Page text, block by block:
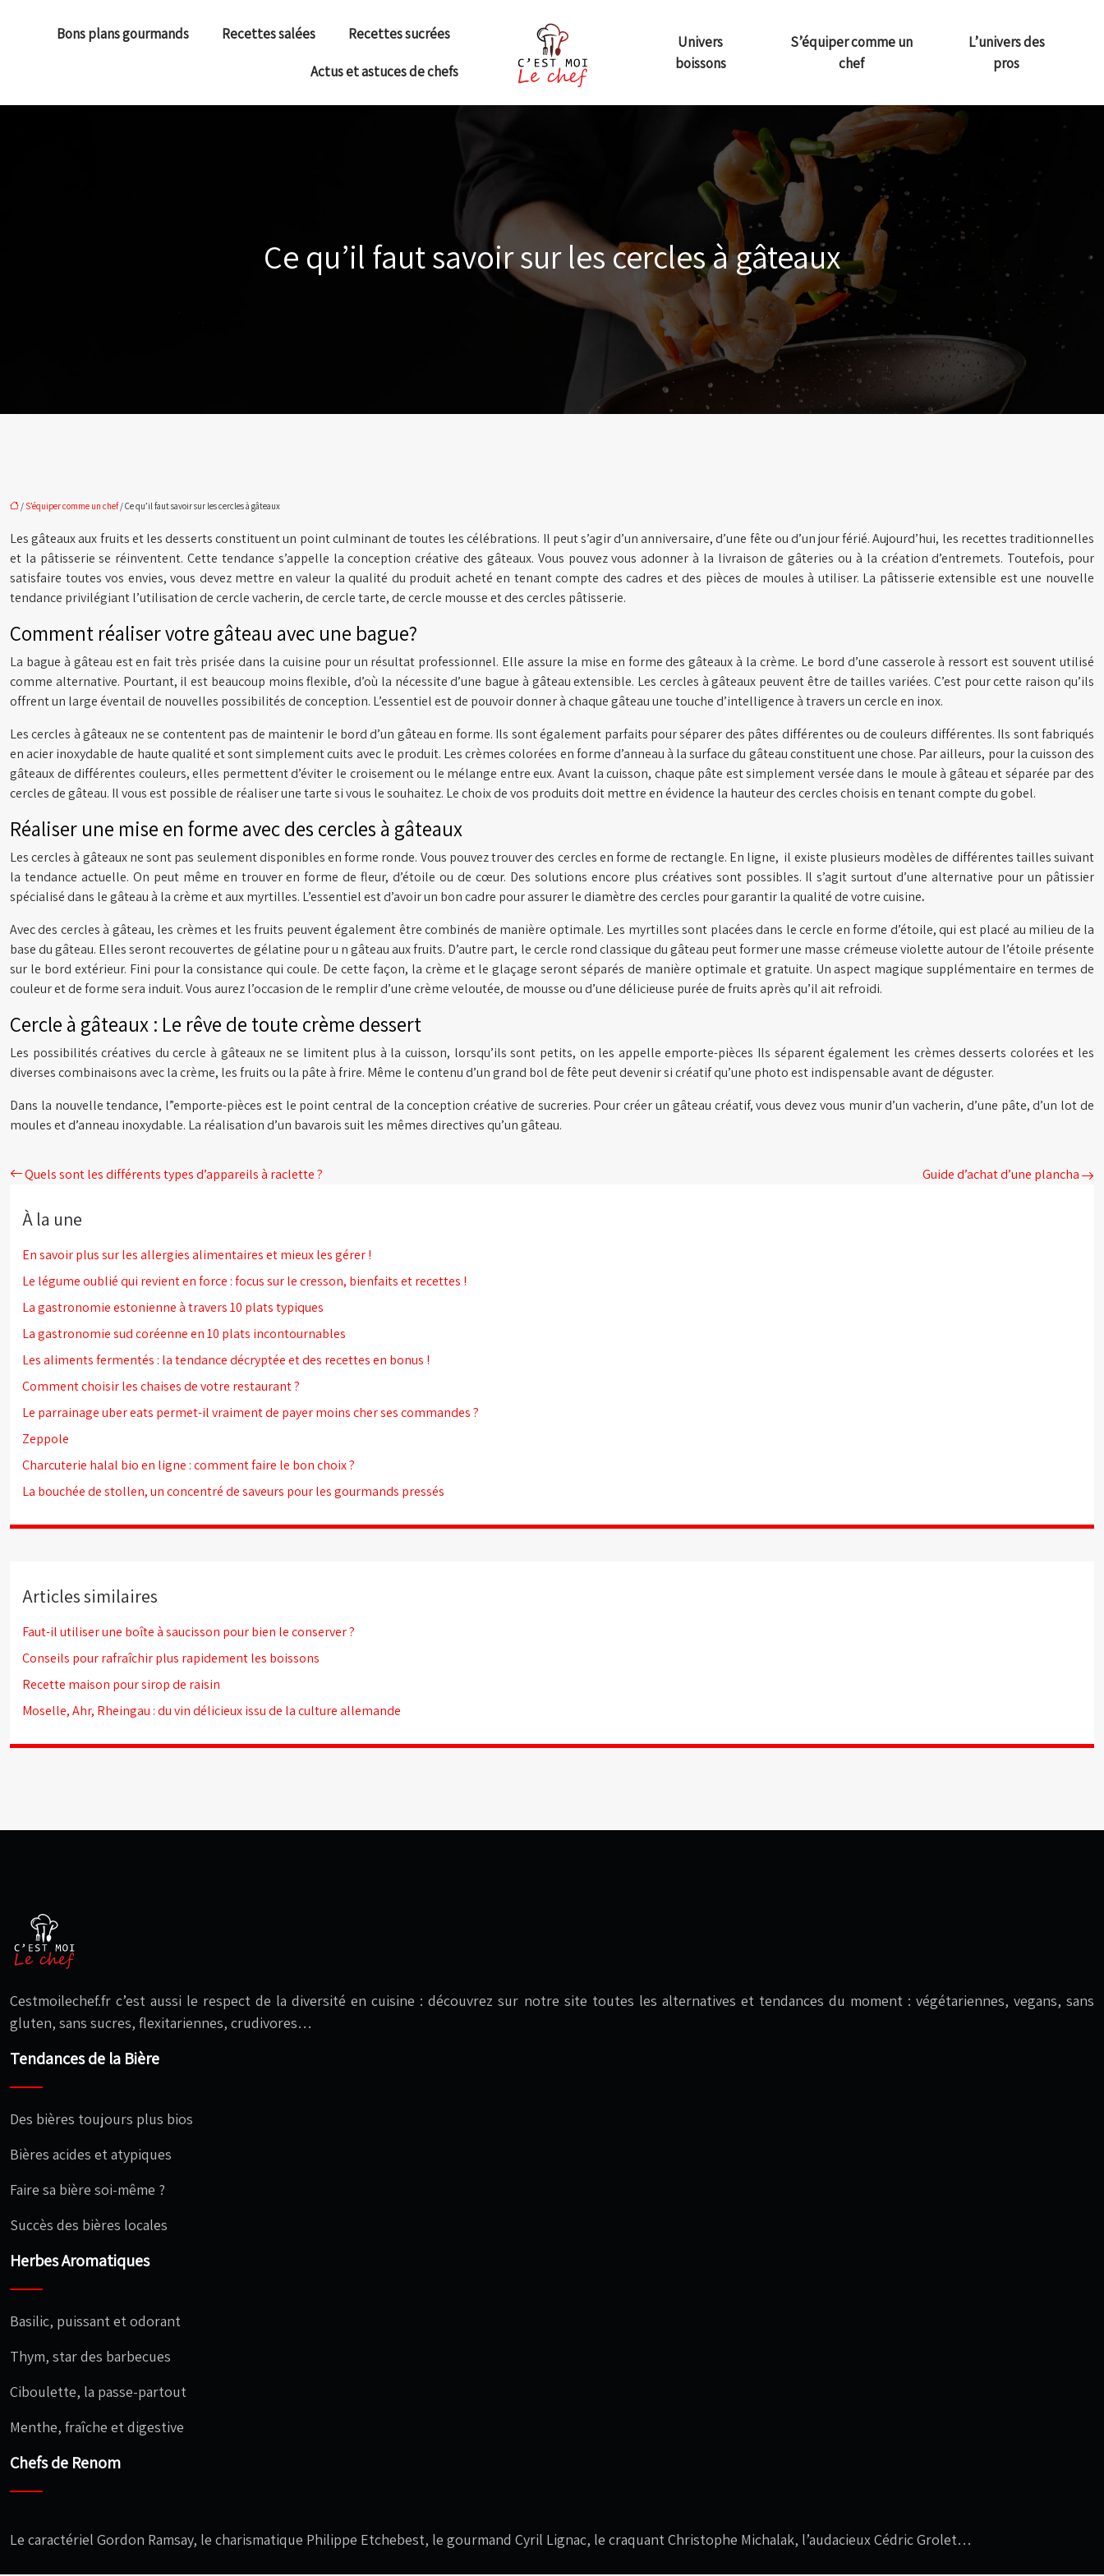
Recettes sucrées
Recettes salées
Bons plans gourmands
Actus et astuces de chefs
Univers
boissons
S’équiper comme un
chef
L’univers des
pros
Ce qu’il faut savoir sur les cercles à gâteaux
/ S’équiper comme un chef/ Ce qu’il faut savoir sur les cercles à gâteaux
Les gâteaux aux fruits et les desserts constituent un point culminant de toutes les célébrations. Il peut s’agir d’un anniversaire, d’une fête ou d’un jour férié. Aujourd’hui, les recettes traditionnelles
et la pâtisserie se réinventent. Cette tendance s’appelle la conception créative des gâteaux. Vous pouvez vous adonner à la livraison de gâteries ou à la création d’entremets. Toutefois, pour
satisfaire toutes vos envies, vous devez mettre en valeur la qualité du produit acheté en tenant compte des cadres et des pièces de moules à utiliser. La pâtisserie extensible est une nouvelle
tendance privilégiant l’utilisation de cercle vacherin, de cercle tarte, de cercle mousse et des cercles pâtisserie.
Comment réaliser votre gâteau avec une bague?
La bague à gâteau est en fait très prisée dans la cuisine pour un résultat professionnel. Elle assure la mise en forme des gâteaux à la crème. Le bord d’une casserole à ressort est souvent utilisé
comme alternative. Pourtant, il est beaucoup moins flexible, d’où la nécessite d’une bague à gâteau extensible. Les cercles à gâteaux peuvent être de tailles variées. C’est pour cette raison qu’ils
offrent un large éventail de nouvelles possibilités de conception. L’essentiel est de pouvoir donner à chaque gâteau une touche d’intelligence à travers un cercle en inox.
Les cercles à gâteaux ne se contentent pas de maintenir le bord d’un gâteau en forme. Ils sont également parfaits pour séparer des pâtes différentes ou de couleurs différentes. Ils sont fabriqués
en acier inoxydable de haute qualité et sont simplement cuits avec le produit. Les crèmes colorées en forme d’anneau à la surface du gâteau constituent une chose. Par ailleurs, pour la cuisson des
gâteaux de différentes couleurs, elles permettent d’éviter le croisement ou le mélange entre eux. Avant la cuisson, chaque pâte est simplement versée dans le moule à gâteau et séparée par des
cercles de gâteau. Il vous est possible de réaliser une tarte si vous le souhaitez. Le choix de vos produits doit mettre en évidence la hauteur des cercles choisis en tenant compte du gobel.
Réaliser une mise en forme avec des cercles à gâteaux
Les cercles à gâteaux ne sont pas seulement disponibles en forme ronde. Vous pouvez trouver des cercles en forme de rectangle. En ligne, il existe plusieurs modèles de différentes tailles suivant
la tendance actuelle. On peut même en trouver en forme de fleur, d’étoile ou de cœur. Des solutions encore plus créatives sont possibles. Il s’agit surtout d’une alternative pour un pâtissier
spécialisé dans le gâteau à la crème et aux myrtilles. L’essentiel est d’avoir un bon cadre pour assurer le diamètre des cercles pour garantir la qualité de votre cuisine.
Avec des cercles à gâteau, les crèmes et les fruits peuvent également être combinés de manière optimale. Les myrtilles sont placées dans le cercle en forme d’étoile, qui est placé au milieu de la
base du gâteau. Elles seront recouvertes de gélatine pour u n gâteau aux fruits. D’autre part, le cercle rond classique du gâteau peut former une masse crémeuse violette autour de l’étoile présente
sur le bord extérieur. Fini pour la consistance qui coule. De cette façon, la crème et le glaçage seront séparés de manière optimale et gratuite. Un aspect magique supplémentaire en termes de
couleur et de forme sera induit. Vous aurez l’occasion de le remplir d’une crème veloutée, de mousse ou d’une délicieuse purée de fruits après qu’il ait refroidi.
Cercle à gâteaux : Le rêve de toute crème dessert
Les possibilités créatives du cercle à gâteaux ne se limitent plus à la cuisson, lorsqu’ils sont petits, on les appelle emporte-pièces Ils séparent également les crèmes desserts colorées et les
diverses combinaisons avec la crème, les fruits ou la pâte à frire. Même le contenu d’un grand bol de fête peut devenir si créatif qu’une photo est indispensable avant de déguster.
Dans la nouvelle tendance, l”emporte-pièces est le point central de la conception créative de sucreries. Pour créer un gâteau créatif, vous devez vous munir d’un vacherin, d’une pâte, d’un lot de
moules et d’anneau inoxydable. La réalisation d’un bavarois suit les mêmes directives qu’un gâteau.
Quels sont les différents types d’appareils à raclette ? Guide d’achat d’une plancha
À la une
En savoir plus sur les allergies alimentaires et mieux les gérer !
Le légume oublié qui revient en force : focus sur le cresson, bienfaits et recettes !
La gastronomie estonienne à travers 10 plats typiques
La gastronomie sud coréenne en 10 plats incontournables
Les aliments fermentés : la tendance décryptée et des recettes en bonus !
Comment choisir les chaises de votre restaurant ?
Le parrainage uber eats permet-il vraiment de payer moins cher ses commandes ?
Zeppole
Charcuterie halal bio en ligne : comment faire le bon choix ?
La bouchée de stollen, un concentré de saveurs pour les gourmands pressés
Articles similaires
Faut-il utiliser une boîte à saucisson pour bien le conserver ?
Conseils pour rafraîchir plus rapidement les boissons
Recette maison pour sirop de raisin
Moselle, Ahr, Rheingau : du vin délicieux issu de la culture allemande
Cestmoilechef.fr c’est aussi le respect de la diversité en cuisine : découvrez sur notre site toutes les alternatives et tendances du moment : végétariennes, vegans, sans
gluten, sans sucres, flexitariennes, crudivores…
Tendances de la Bière
Des bières toujours plus bios
Bières acides et atypiques
Faire sa bière soi-même ?
Succès des bières locales
Herbes Aromatiques
Basilic, puissant et odorant
Thym, star des barbecues
Ciboulette, la passe-partout
Menthe, fraîche et digestive
Chefs de Renom
Le caractériel Gordon Ramsay, le charismatique Philippe Etchebest, le gourmand Cyril Lignac, le craquant Christophe Michalak, l’audacieux Cédric Grolet…